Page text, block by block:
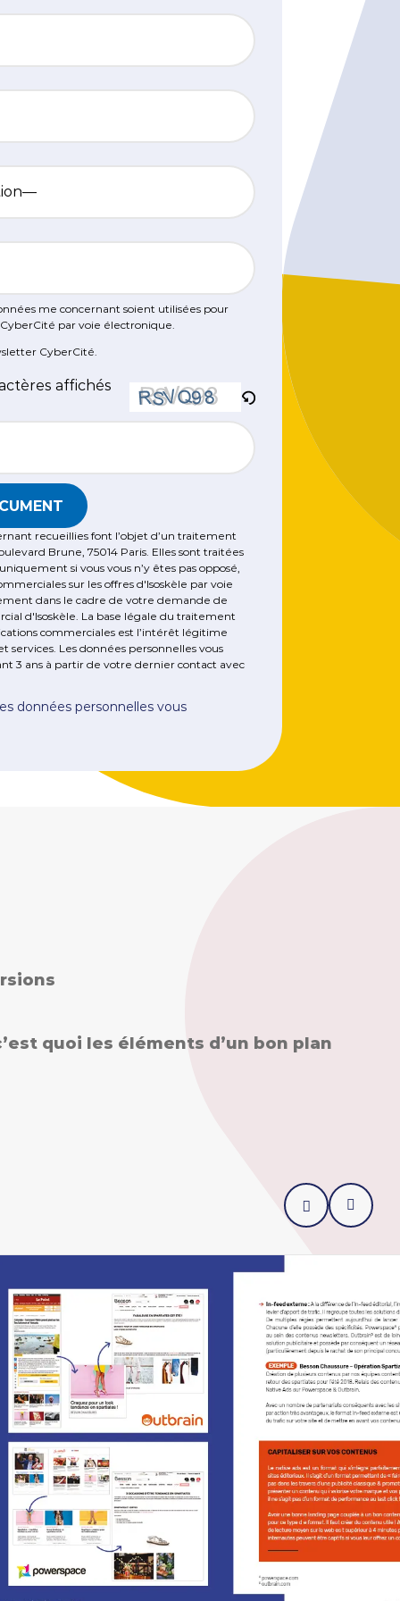
comment CyberCité accompagne
Menuires dans une stratégie digitale
pour booster sa visibilité, été comme
me concernant soient utilisées pour
par voie électronique.
CyberCité.
affichés
angezeigten Zeichen ein, um sicherzustellen,
recueillies font l’objet d’un traitement
Brune, 75014 Paris. Elles sont traitées
si vous vous n’y êtes pas opposé,
sur les offres d'Isoskèle par voie
dans le cadre de votre demande de
d'Isoskèle. La base légale du traitement
commerciales est l’intérêt légitime
services. Les données personnelles vous
3 ans à partir de votre dernier contact avec
données personnelles vous
quoi les éléments d’un bon plan